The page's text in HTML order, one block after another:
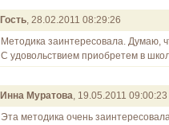
Гость, 28.02.2011 08:29:26
Методика заинтересовала. Думаю,
С удовольствием приобретем в
Инна Муратова, 19.05.2011 09:00:23
Эта методика очень